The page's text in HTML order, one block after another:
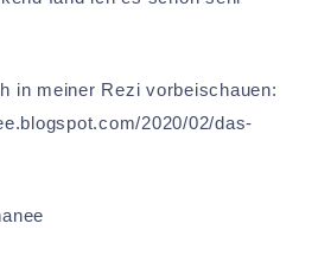
in meiner Rezi vorbeischauen:
2020/02/das-